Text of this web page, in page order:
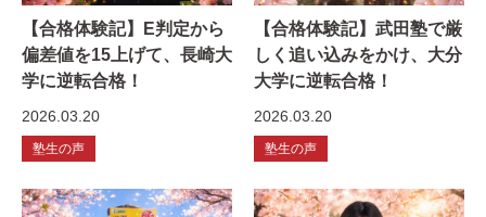
【合格体験記】E判定から
偏差値を15上げて、長崎大
学に逆転合格！
2026.03.20
塾生の声
【合格体験記】武田塾で厳
しく追い込みをかけ、大分
大学に逆転合格！
2026.03.20
塾生の声